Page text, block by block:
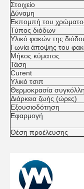
Στοιχείο
Δύναμη
Εκπομπή του
Τύπος διόδων
Υλικό φακών της
Γωνία άποψης του
Μήκος κύματος
Τάση
Curent
Υλικό τσιπ
Θερμοκρασία
Διάρκεια ζωής (ώρες)
Εξουσιοδότηση
Εφαρμογή
Θέση προέλευσης